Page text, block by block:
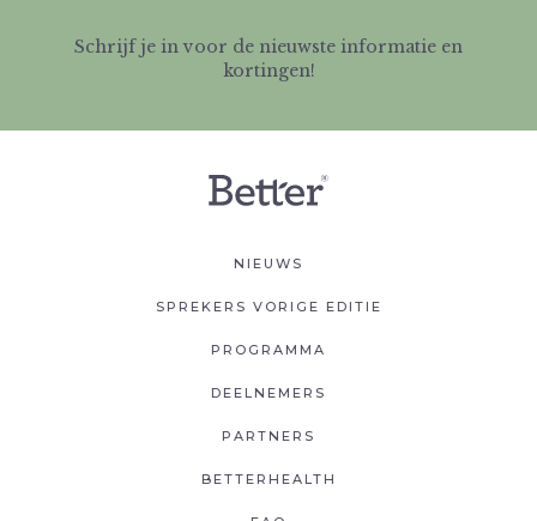
Schrijf je in voor de nieuwste informatie en
kortingen!
NIEUWS
SPREKERS VORIGE EDITIE
PROGRAMMA
DEELNEMERS
PARTNERS
BETTERHEALTH